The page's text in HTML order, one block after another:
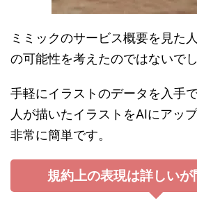
ミミックのサービス概要を見た
の可能性を考えたのではないでし
手軽にイラストのデータを入手
人が描いたイラストをAIにアッ
非常に簡単です。
規約上の表現は詳しい